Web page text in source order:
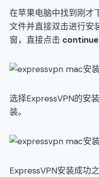
在苹果电脑中找到刚才
文件并直接双击进行安
窗，直接点击 continue
选择ExpressVPN的安
装。
ExpressVPN安装成功